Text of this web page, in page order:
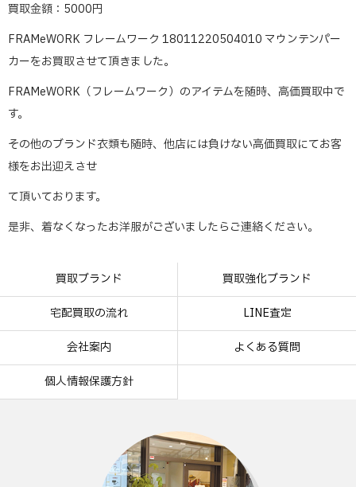
買取金額：5000円
FRAMeWORK フレームワーク 18011220504010 マウンテンパー
カーをお買取させて頂きました。
FRAMeWORK（フレームワーク）のアイテムを随時、高価買取中で
す。
その他のブランド衣類も随時、他店には負けない高価買取にてお客
様をお出迎えさせ
て頂いております。
是非、着なくなったお洋服がございましたらご連絡ください。
買取ブランド 買取強化ブランド
宅配買取の流れ LINE査定
会社案内 よくある質問
個人情報保護方針